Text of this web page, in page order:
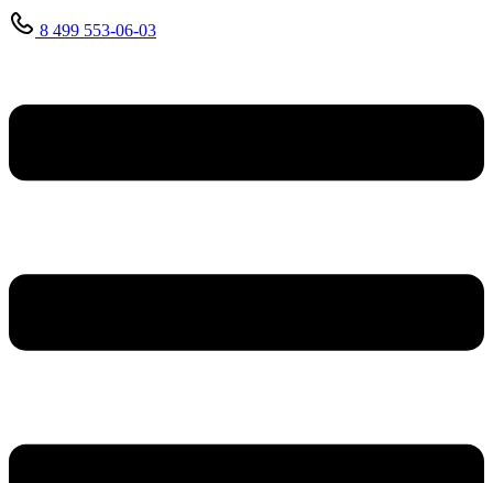
8 499 553-06-03